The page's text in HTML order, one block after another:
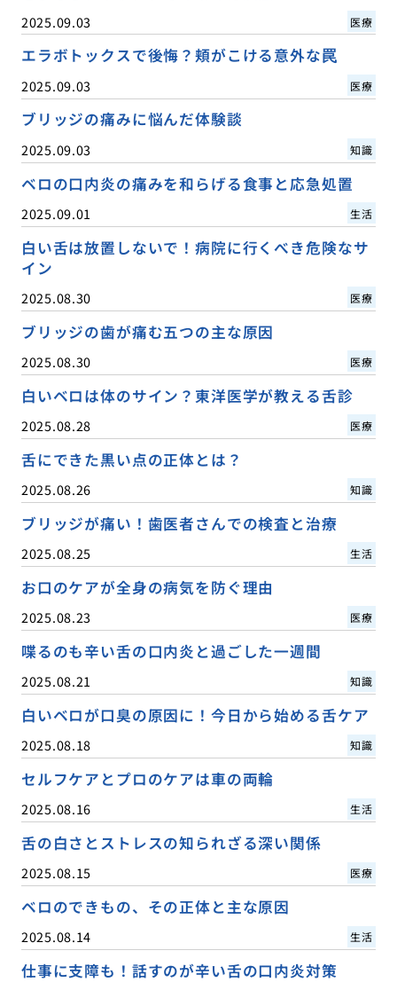
2025.09.03 医療
エラボトックスで後悔？頬がこける意外な罠
2025.09.03 医療
ブリッジの痛みに悩んだ体験談
2025.09.03 知識
ベロの口内炎の痛みを和らげる食事と応急処置
2025.09.01 生活
白い舌は放置しないで！病院に行くべき危険なサ
イン
2025.08.30 医療
ブリッジの歯が痛む五つの主な原因
2025.08.30 医療
白いベロは体のサイン？東洋医学が教える舌診
2025.08.28 医療
舌にできた黒い点の正体とは？
2025.08.26 知識
ブリッジが痛い！歯医者さんでの検査と治療
2025.08.25 生活
お口のケアが全身の病気を防ぐ理由
2025.08.23 医療
喋るのも辛い舌の口内炎と過ごした一週間
2025.08.21 知識
白いベロが口臭の原因に！今日から始める舌ケア
2025.08.18 知識
セルフケアとプロのケアは車の両輪
2025.08.16 生活
舌の白さとストレスの知られざる深い関係
2025.08.15 医療
ベロのできもの、その正体と主な原因
2025.08.14 生活
仕事に支障も！話すのが辛い舌の口内炎対策